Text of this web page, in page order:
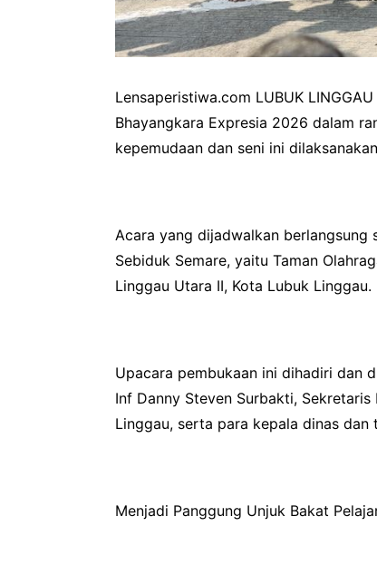
Lensaperistiwa.com LUBUK
Bhayangkara Expresia 2026 dalam
kepemudaan dan seni ini
Acara yang dijadwalkan
Sebiduk Semare, yaitu Taman
Linggau Utara II, Kota Lubuk Linggau.
Upacara pembukaan ini dihadiri dan
Inf Danny Steven Surbakti,
Linggau, serta para kepala dinas dan
Menjadi Panggung Unjuk Bakat